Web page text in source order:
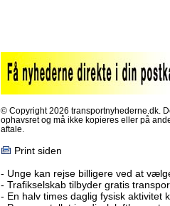
© Copyright 2026 transportnyhederne.dk.
ophavsret og må ikke kopieres eller på
aftale.
Print siden
- Unge kan rejse billigere ved at
- Trafikselskab tilbyder gratis
- En halv times daglig fysisk aktivitet